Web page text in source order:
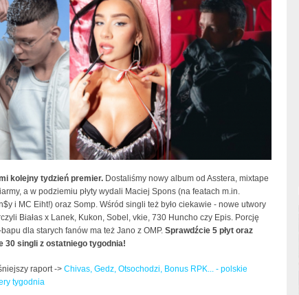
kolejny tydzień premier. Dostaliśmy nowy album od Asstera, mixtape
a w podziemiu płyty wydali Maciej Spons (na featach m.in.
i MC Eiht!) oraz Somp. Wśród singli też było ciekawie - nowe utwory
Białas x Lanek, Kukon, Sobel, vkie, 730 Huncho czy Epis. Porcję
dla starych fanów ma też Jano z OMP. Sprawdźcie 5 płyt oraz
30 singli z ostatniego tygodnia!
raport -> Chivas, Gedz, Otsochodzi, Bonus RPK... - polskie
tygodnia